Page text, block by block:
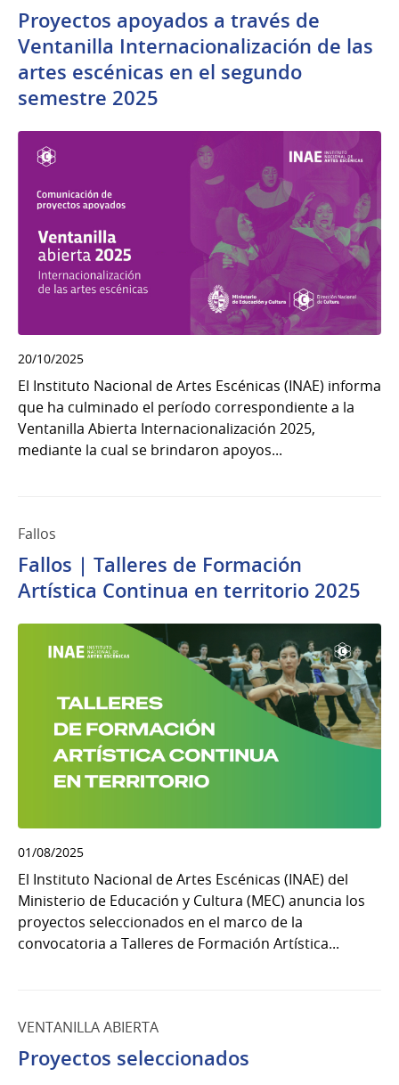
Proyectos apoyados a través de
Ventanilla Internacionalización de las
artes escénicas en el segundo
semestre 2025
20/10/2025
El Instituto Nacional de Artes Escénicas (INAE) informa
que ha culminado el período correspondiente a la
Ventanilla Abierta Internacionalización 2025,
mediante la cual se brindaron apoyos...
Fallos
Fallos | Talleres de Formación
Artística Continua en territorio 2025
01/08/2025
El Instituto Nacional de Artes Escénicas (INAE) del
Ministerio de Educación y Cultura (MEC) anuncia los
proyectos seleccionados en el marco de la
convocatoria a Talleres de Formación Artística...
VENTANILLA ABIERTA
Proyectos seleccionados